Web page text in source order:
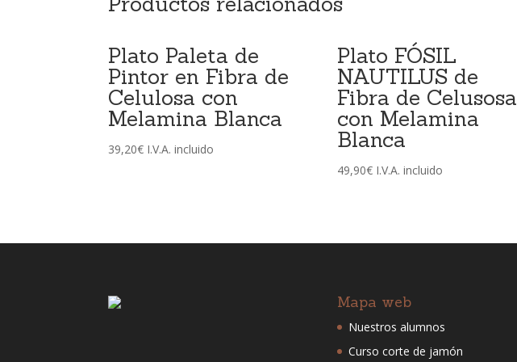
Plato Paleta de
Pintor en Fibra de
Celulosa con
Melamina Blanca
39,20€ I.V.A. incluido
Plato FÓSIL
NAUTILUS de
Fibra de Celusosa
con Melamina
Blanca
49,90€ I.V.A. incluido
Mapa web
Nuestros alumnos
Curso corte de jamón